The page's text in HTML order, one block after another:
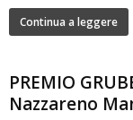
Continua a leggere
PREMIO
Nazzareno